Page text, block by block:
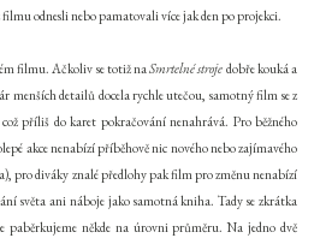
odnesli nebo pamatovali více jak den po projekci.
filmu. Ačkoliv se totiž naSmrtelné stroje dobře kouká a
menších detailů docela rychle utečou, samotný film se z
příliš do karet pokračování nenahrává. Pro běžného
akce nenabízí příběhově nic nového nebo zajímavého
pro diváky znalé předlohy pak film pro změnu nenabízí
světa ani náboje jako samotná kniha. Tady se zkrátka
paběrkujeme někde na úrovni průměru. Na jedno dvě